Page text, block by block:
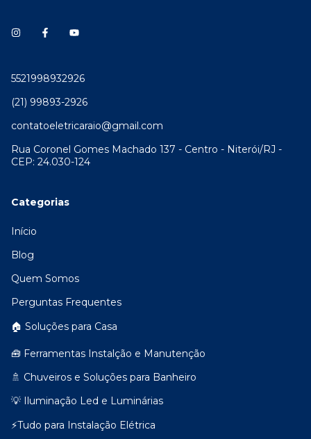
5521998932926
(21) 99893-2926
contatoeletricaraio@gmail.com
Rua Coronel Gomes Machado 137 - Centro - Niterói/RJ -
CEP: 24.030-124
Categorias
Início
Blog
Quem Somos
Perguntas Frequentes
🏠 Soluções para Casa
🧰 Ferramentas Instalção e Manutenção
🚿 Chuveiros e Soluções para Banheiro
💡 Iluminação Led e Luminárias
⚡Tudo para Instalação Elétrica